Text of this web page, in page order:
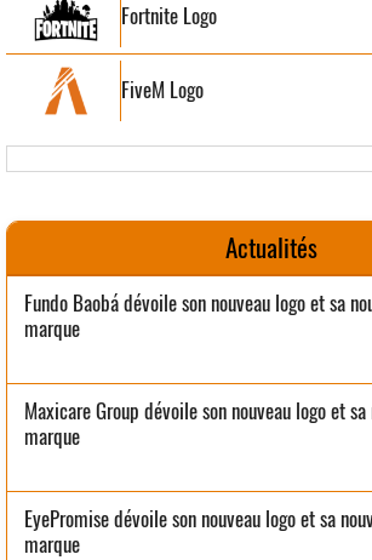
Fortnite Logo
FiveM Logo
Actualités
Fundo Baobá dévoile son nouveau logo et sa
marque
Maxicare Group dévoile son nouveau logo et
marque
EyePromise dévoile son nouveau logo et sa
marque